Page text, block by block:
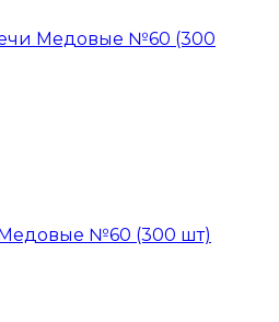
№60 (300 шт)